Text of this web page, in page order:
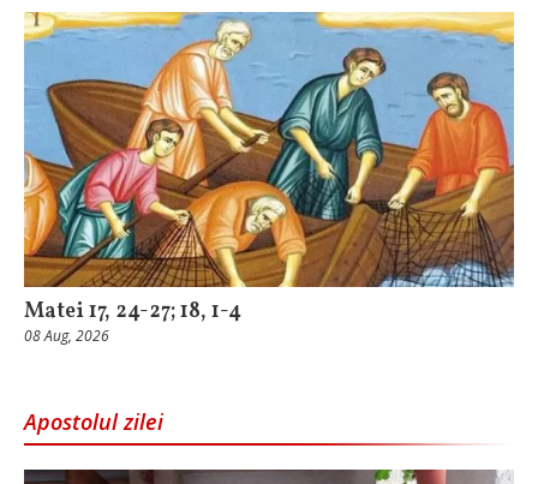
Matei 17, 24-27; 18, 1-4
08 Aug, 2026
Apostolul zilei